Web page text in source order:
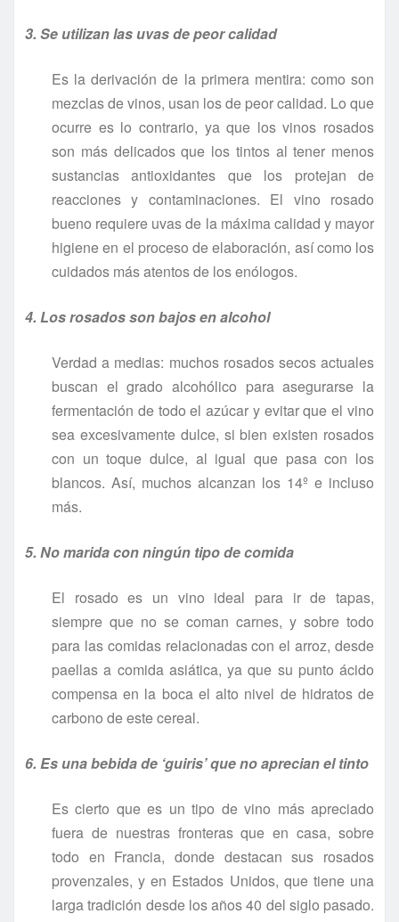
3. Se utilizan las uvas de peor calidad
Es la derivación de la primera mentira: como son
mezclas de vinos, usan los de peor calidad. Lo que
ocurre es lo contrario, ya que los vinos rosados
son más delicados que los tintos al tener menos
sustancias antioxidantes que los protejan de
reacciones y contaminaciones. El vino rosado
bueno requiere uvas de la máxima calidad y mayor
higiene en el proceso de elaboración, así como los
cuidados más atentos de los enólogos.
4. Los rosados son bajos en alcohol
Verdad a medias: muchos rosados secos actuales
buscan el grado alcohólico para asegurarse la
fermentación de todo el azúcar y evitar que el vino
sea excesivamente dulce, si bien existen rosados
con un toque dulce, al igual que pasa con los
blancos. Así, muchos alcanzan los 14º e incluso
más.
5. No marida con ningún tipo de comida
El rosado es un vino ideal para ir de tapas,
siempre que no se coman carnes, y sobre todo
para las comidas relacionadas con el arroz, desde
paellas a comida asiática, ya que su punto ácido
compensa en la boca el alto nivel de hidratos de
carbono de este cereal.
6. Es una bebida de ‘guiris’ que no aprecian el tinto
Es cierto que es un tipo de vino más apreciado
fuera de nuestras fronteras que en casa, sobre
todo en Francia, donde destacan sus rosados
provenzales, y en Estados Unidos, que tiene una
larga tradición desde los años 40 del siglo pasado.